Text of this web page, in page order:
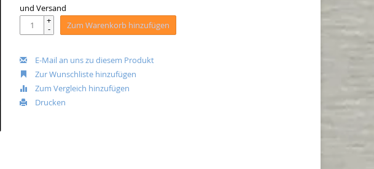
und Versand
+
- Zum Warenkorb hinzufügen
E-Mail an uns zu diesem Produkt
Zur Wunschliste hinzufügen
Zum Vergleich hinzufügen
Drucken